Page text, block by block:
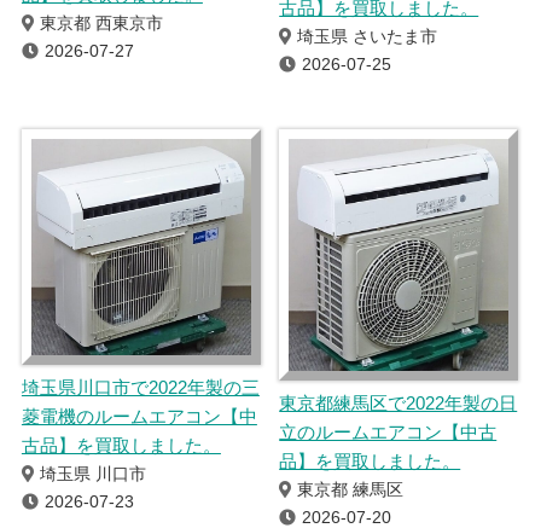
東京都 西東京市
2026-07-27
古品】を買取しました。
埼玉県 さいたま市
2026-07-25
埼玉県川口市で2022年製の三
菱電機のルームエアコン【中
古品】を買取しました。
埼玉県 川口市
2026-07-23
東京都練馬区で2022年製の日
立のルームエアコン【中古
品】を買取しました。
東京都 練馬区
2026-07-20